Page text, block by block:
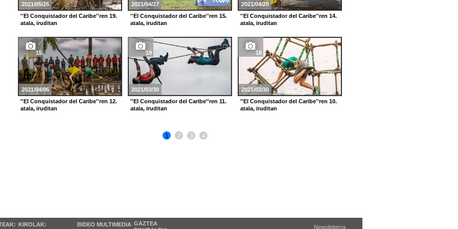
2021/05/25
''El Conquistador del Caribe''ren 19.
atala, iruditan
2021/04/27
''El Conquistador del Caribe''ren 15.
atala, iruditan
2021/04/20
''El Conquistador del Caribe''ren 14.
atala, iruditan
15
2021/04/06
''El Conquistador del Caribe''ren 12.
atala, iruditan
19
2021/03/30
''El Conquistador del Caribe''ren 11.
atala, iruditan
18
2021/03/30
''El Conquistador del Caribe''ren 10.
atala, iruditan
1 2 3 4
KIROLAK: BIDEO MULTIMEDIA GAZTEA
Newsletterra